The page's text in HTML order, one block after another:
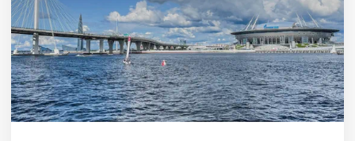
экскурсии или тура. Уточняйте у специалистов.
Вы также можете ближе познакомиться с намив разделе “О
компании”.